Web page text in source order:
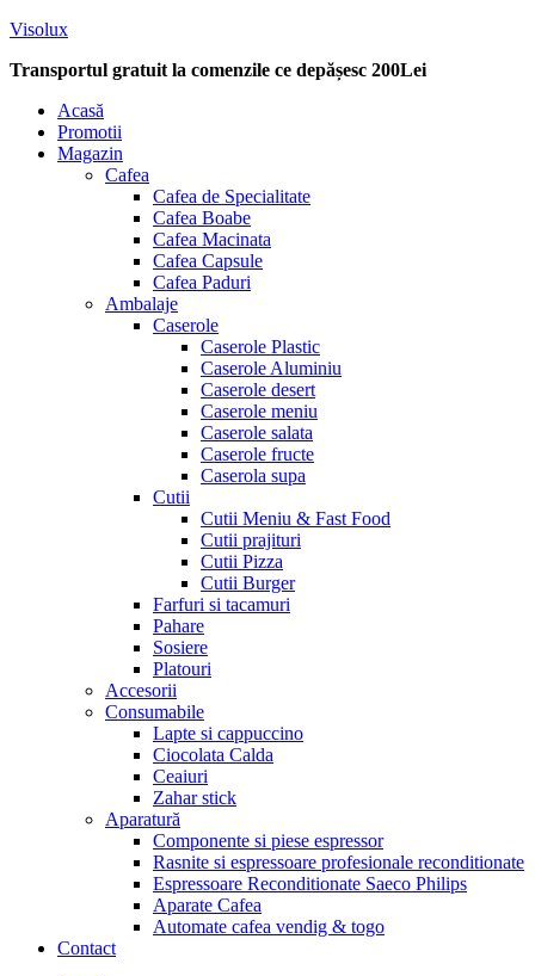
Visolux
Transportul gratuit la comenzile ce depășesc 200Lei
Menu
Acasă
Promotii
Magazin
Cafea
Cafea de Specialitate
Cafea Boabe
Cafea Macinata
Cafea Capsule
Cafea Paduri
Ambalaje
Caserole
Caserole Plastic
Caserole Aluminiu
Caserole desert
Caserole meniu
Caserole salata
Caserole fructe
Caserola supa
Cutii
Cutii Meniu & Fast Food
Cutii prajituri
Cutii Pizza
Cutii Burger
Farfuri si tacamuri
Pahare
Sosiere
Platouri
Accesorii
Consumabile
Lapte si cappuccino
Ciocolata Calda
Ceaiuri
Zahar stick
Aparatură
Componente si piese espressor
Rasnite si espressoare profesionale reconditionate
Espressoare Reconditionate Saeco Philips
Aparate Cafea
Automate cafea vendig & togo
Contact